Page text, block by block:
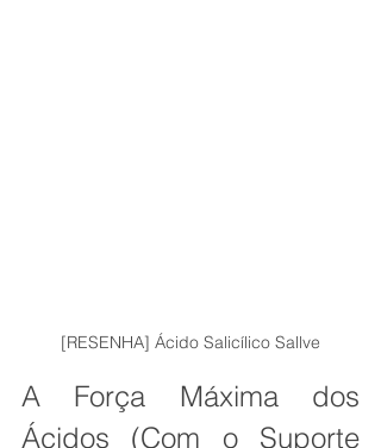
[RESENHA] Ácido Salicílico Sallve
A Força Máxima dos
Ácidos (Com o Suporte